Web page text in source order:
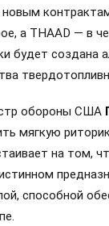
новым
а THAAD — в
будет создана
обороны США
мягкую
на том,
способной